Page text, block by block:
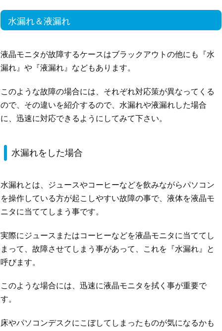
水漏れ＆液漏れ
液晶モニタが故障するケースはブラックアウトの他にも『水
漏れ』や『液漏れ』などもあります。
このような故障の場合には、それぞれ対応策が異なってくる
ので、その違いを紹介するので、水漏れや液漏れした場合
に、迅速に対応できるようにしてみて下さい。
水漏れをした場合
水漏れとは、ジュースやコーヒーなどを飲みながらパソコン
を操作している方が起こしやすい故障の事で、液体を液晶モ
ニタに当ててしまう事です。
実際にジュースまたはコーヒーなどを液晶モニタに当ててし
まって、故障させてしまう事があって、これを『水漏れ』と
呼びます。
このような場合には、迅速に液晶モニタを拭く事が重要で
す。
床やパソコンデスクにこぼしてしまったものが気になるかも